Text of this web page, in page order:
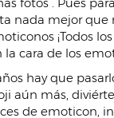
nada mejor que
¡Todos
la cara de los
hay que
aún más,
de emoticon,